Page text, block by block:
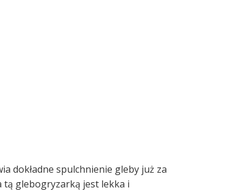
dokładne spulchnienie gleby już za
tą glebogryzarką jest lekka i